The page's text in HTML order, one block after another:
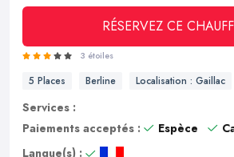
RÉSERVEZ CE
3 étoiles
5 Places Berline Localisation : Gaillac
Services :
Paiements acceptés :
Espèce
Langue(s) :